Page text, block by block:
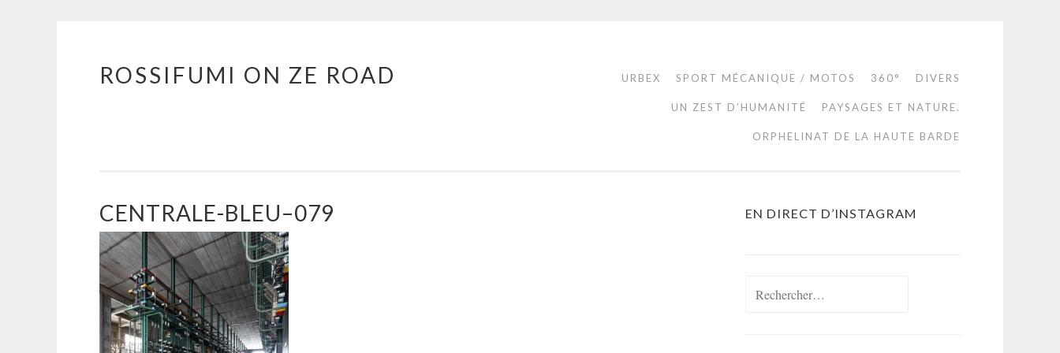
Aller
ROSSIFUMI ON ZE ROAD URBEX SPORT MÉCANIQUE / MOTOS 360° DIVERS
UN ZEST D’HUMANITÉ PAYSAGES ET NATURE.
ORPHELINAT DE LA HAUTE BARDE
CENTRALE-BLEU–079 EN DIRECT D’INSTAGRAM